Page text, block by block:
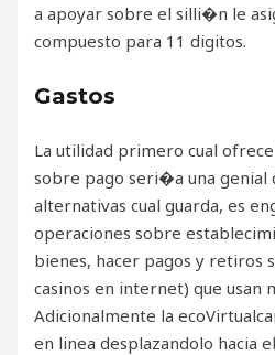
a apoyar sobre el silli�n le
compuesto para 11 digitos.
Gastos
La utilidad primero cual
sobre pago seri�a una genial
alternativas cual guarda, es
operaciones sobre
bienes, hacer pagos y retiros
casinos en internet) que usan
Adicionalmente la
en linea desplazandolo hacia